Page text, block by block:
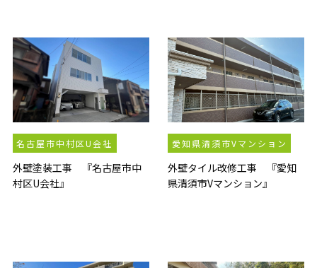
名古屋市中村区U会社
外壁塗装工事 『名古屋市中
村区U会社』
愛知県清須市Vマンション
外壁タイル改修工事 『愛知
県清須市Vマンション』